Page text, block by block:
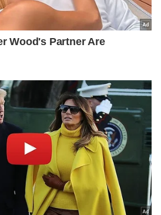
Wood's Partner Are